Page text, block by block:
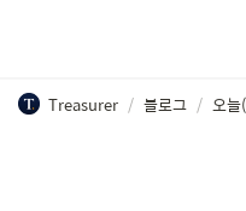
Treasurer / 블로그 / 오